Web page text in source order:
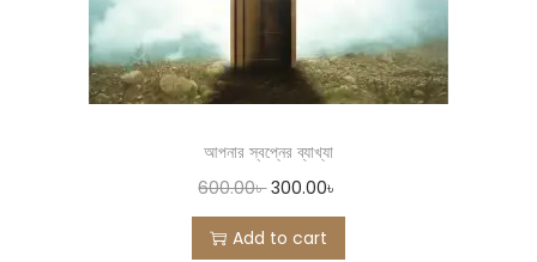
আপনার স্বপ্নের ব্যাখ্যা
600.00৳ 300.00৳
Add to cart